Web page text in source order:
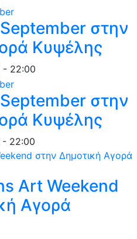
στην
Κυψέλης
- 22:00
στην
Κυψέλης
- 22:00
Art Weekend
Αγορά